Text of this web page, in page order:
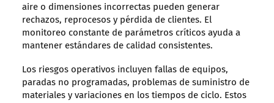
aire o dimensiones incorrectas pueden generar
rechazos, reprocesos y pérdida de clientes. El
monitoreo constante de parámetros críticos ayuda a
mantener estándares de calidad consistentes.
Los riesgos operativos incluyen fallas de equipos,
paradas no programadas, problemas de suministro de
materiales y variaciones en los tiempos de ciclo. Estos